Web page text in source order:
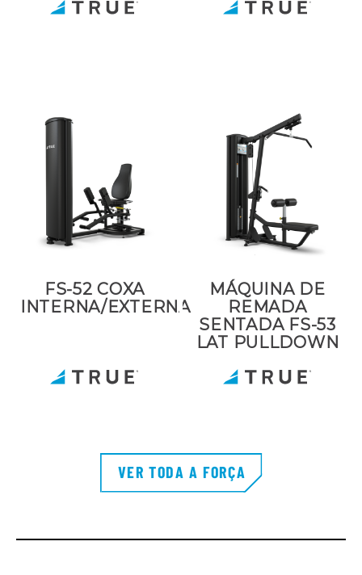
FS-52 COXA
INTERNA/EXTERNA
MÁQUINA DE
REMADA
SENTADA FS-53
LAT PULLDOWN
VER TODA A FORÇA